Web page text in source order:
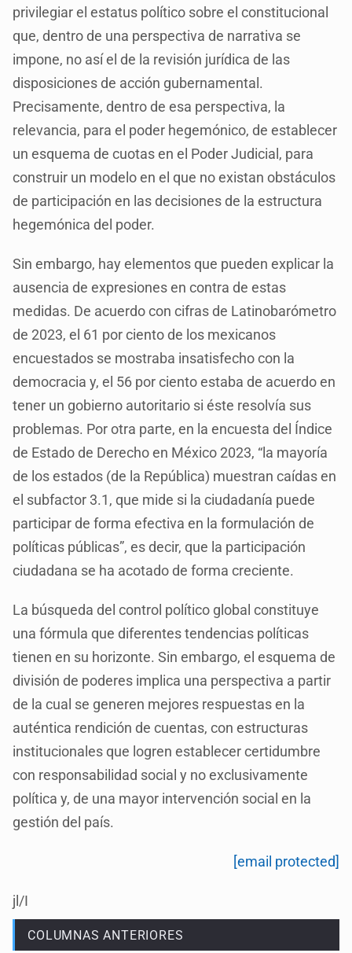
privilegiar el estatus político sobre el constitucional
que, dentro de una perspectiva de narrativa se
impone, no así el de la revisión jurídica de las
disposiciones de acción gubernamental.
Precisamente, dentro de esa perspectiva, la
relevancia, para el poder hegemónico, de establecer
un esquema de cuotas en el Poder Judicial, para
construir un modelo en el que no existan obstáculos
de participación en las decisiones de la estructura
hegemónica del poder.
Sin embargo, hay elementos que pueden explicar la
ausencia de expresiones en contra de estas
medidas. De acuerdo con cifras de Latinobarómetro
de 2023, el 61 por ciento de los mexicanos
encuestados se mostraba insatisfecho con la
democracia y, el 56 por ciento estaba de acuerdo en
tener un gobierno autoritario si éste resolvía sus
problemas. Por otra parte, en la encuesta del Índice
de Estado de Derecho en México 2023, “la mayoría
de los estados (de la República) muestran caídas en
el subfactor 3.1, que mide si la ciudadanía puede
participar de forma efectiva en la formulación de
políticas públicas”, es decir, que la participación
ciudadana se ha acotado de forma creciente.
La búsqueda del control político global constituye
una fórmula que diferentes tendencias políticas
tienen en su horizonte. Sin embargo, el esquema de
división de poderes implica una perspectiva a partir
de la cual se generen mejores respuestas en la
auténtica rendición de cuentas, con estructuras
institucionales que logren establecer certidumbre
con responsabilidad social y no exclusivamente
política y, de una mayor intervención social en la
gestión del país.
[email protected]
jl/I
COLUMNAS ANTERIORES